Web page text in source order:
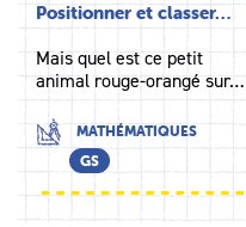
Positionner et classer…
Mais quel est ce petit
animal rouge-orangé sur…
MATHÉMATIQUES
GS